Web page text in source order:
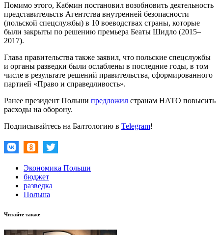
Помимо этого, Кабмин постановил возобновить деятельность
представительств Агентства внутренней безопасности
(польской спецслужбы) в 10 воеводствах страны, которые
были закрыты по решению премьера Беаты Шидло (2015–
2017).
Глава правительства также заявил, что польские спецслужбы
и органы разведки были ослаблены в последние годы, в том
числе в результате решений правительства, сформированного
партией «Право и справедливость».
Ранее президент Польши предложил странам НАТО повысить
расходы на оборону.
Подписывайтесь на Балтологию в Telegram!
Экономика Польши
бюджет
разведка
Польша
Читайте также